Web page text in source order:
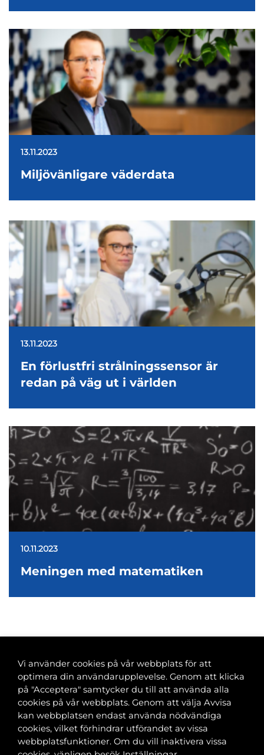
13.11.2023
Miljövänligare väderdata
13.11.2023
En förlustfri strålningssensor är
redan på väg ut i världen
10.11.2023
Meningen med matematiken
Banvaktsgatan 2A, 00520 Helsingfors
040 585 2586
kansli@tfif.fi
Vi använder cookies på vår webbplats för att
optimera din användarupplevelse. Genom att klicka
på "Acceptera" samtycker du till att använda alla
cookies på vår webbplats. Genom att välja Avvisa
kan webbplatsen endast använda nödvändiga
cookies, vilket förhindrar utförandet av vissa
webbplatsfunktioner. Om du vill inaktivera vissa